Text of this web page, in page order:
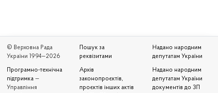
© Верховна Рада
України 1994—2026
Програмно-технічна
підтримка —
Управління
Пошук за
реквізитами
Архів
законопроєктів,
проєктів інших актів
Надано народним
депутатам України
Надано народним
депутатам України
документів до ЗП